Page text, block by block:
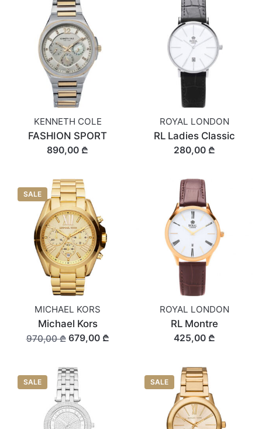
KENNETH COLE
FASHION SPORT
890,00 ₾
ROYAL LONDON
RL Ladies Classic
280,00 ₾
SALE
MICHAEL KORS
Michael Kors
970,00 ₾679,00 ₾
ROYAL LONDON
RL Montre
425,00 ₾
SALE SALE